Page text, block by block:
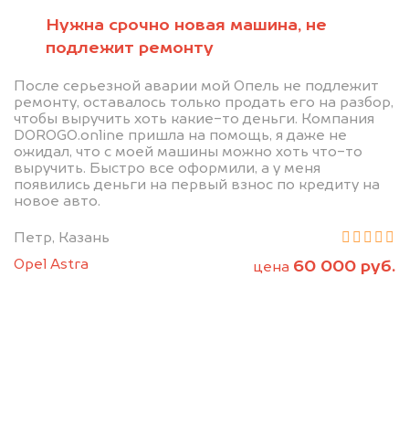
Нужна срочно новая машина, не
подлежит ремонту
После серьезной аварии мой Опель не подлежит
ремонту, оставалось только продать его на разбор,
чтобы выручить хоть какие-то деньги. Компания
DOROGO.online пришла на помощь, я даже не
ожидал, что с моей машины можно хоть что-то
выручить. Быстро все оформили, а у меня
появились деньги на первый взнос по кредиту на
новое авто.
Петр, Казань
Opel Astra
цена 60 000 руб.